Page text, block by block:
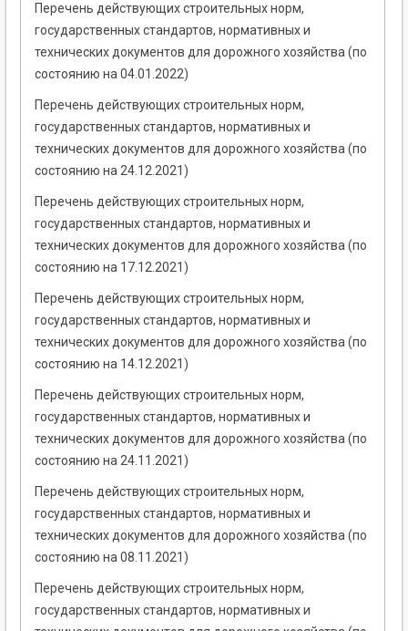
Перечень действующих строительных норм,
государственных стандартов, нормативных и
технических документов для дорожного хозяйства (по
состоянию на 04.01.2022)
Перечень действующих строительных норм,
государственных стандартов, нормативных и
технических документов для дорожного хозяйства (по
состоянию на 24.12.2021)
Перечень действующих строительных норм,
государственных стандартов, нормативных и
технических документов для дорожного хозяйства (по
состоянию на 17.12.2021)
Перечень действующих строительных норм,
государственных стандартов, нормативных и
технических документов для дорожного хозяйства (по
состоянию на 14.12.2021)
Перечень действующих строительных норм,
государственных стандартов, нормативных и
технических документов для дорожного хозяйства (по
состоянию на 24.11.2021)
Перечень действующих строительных норм,
государственных стандартов, нормативных и
технических документов для дорожного хозяйства (по
состоянию на 08.11.2021)
Перечень действующих строительных норм,
государственных стандартов, нормативных и